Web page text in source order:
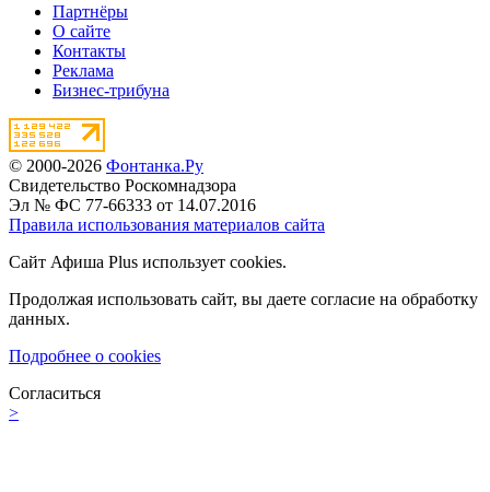
Партнёры
О сайте
Контакты
Реклама
Бизнес-трибуна
© 2000-2026 Фонтанка.Ру
Свидетельство Роскомнадзора
Эл № ФС 77-66333 от 14.07.2016
Правила использования материалов сайта
Сайт Афиша Plus использует cookies.
Продолжая использовать сайт, вы даете согласие на обработку
данных.
Подробнее о cookies
Согласиться
>